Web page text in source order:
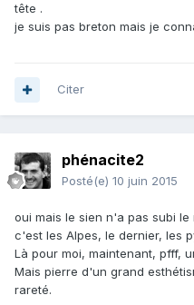
tête .
je suis pas breton mais je
Citer
phénacite2
Posté(e) 10 juin 2015
oui mais le sien n'a pas subi le
c'est les Alpes, le dernier, les
Là pour moi, maintenant, pfff,
Mais pierre d'un grand
rareté.